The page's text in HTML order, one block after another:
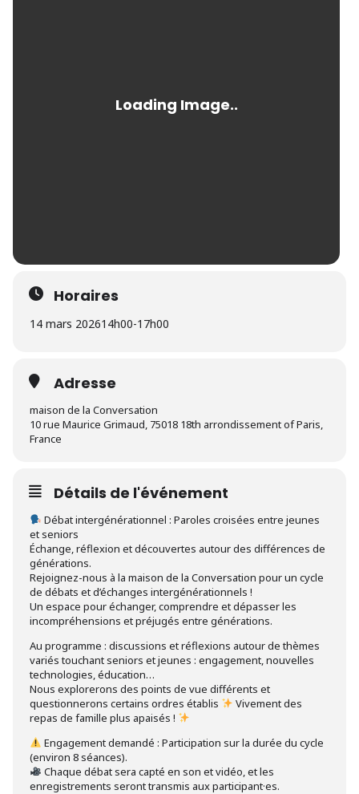
Horaires
14 mars 202614h00-17h00
Adresse
maison de la Conversation
10 rue Maurice Grimaud, 75018 18th arrondissement of Paris,
France
Détails de l'événement
Débat intergénérationnel : Paroles croisées entre jeunes
et seniors
Échange, réflexion et découvertes autour des différences de
générations.
Rejoignez-nous à la maison de la Conversation pour un cycle
de débats et d’échanges intergénérationnels !
Un espace pour échanger, comprendre et dépasser les
incompréhensions et préjugés entre générations.
Au programme : discussions et réflexions autour de thèmes
variés touchant seniors et jeunes : engagement, nouvelles
technologies, éducation…
Nous explorerons des points de vue différents et
questionnerons certains ordres établis
Vivement des
repas de famille plus apaisés !
Engagement demandé : Participation sur la durée du cycle
(environ 8 séances).
Chaque débat sera capté en son et vidéo, et les
enregistrements seront transmis aux participant·es.